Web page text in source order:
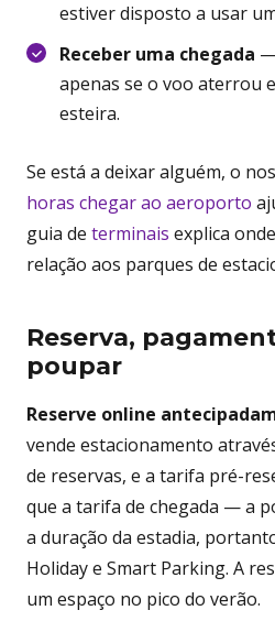
estiver disposto a usar
Receber uma chegada
apenas se o voo aterrou
esteira.
Se está a deixar alguém, o
horas chegar ao aeroporto
guia de terminais explica
relação aos parques de
Reserva,
poupar
Reserve online
vende estacionamento
de reservas, e a tarifa pré-
que a tarifa de chegada — a
a duração da estadia,
Holiday e Smart Parking. A
um espaço no pico do verão.